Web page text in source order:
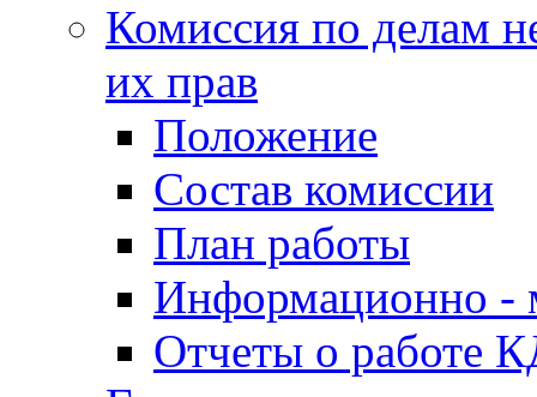
Комиссия по делам
их прав
Положение
Состав комиссии
План работы
Информационно -
Отчеты о работе